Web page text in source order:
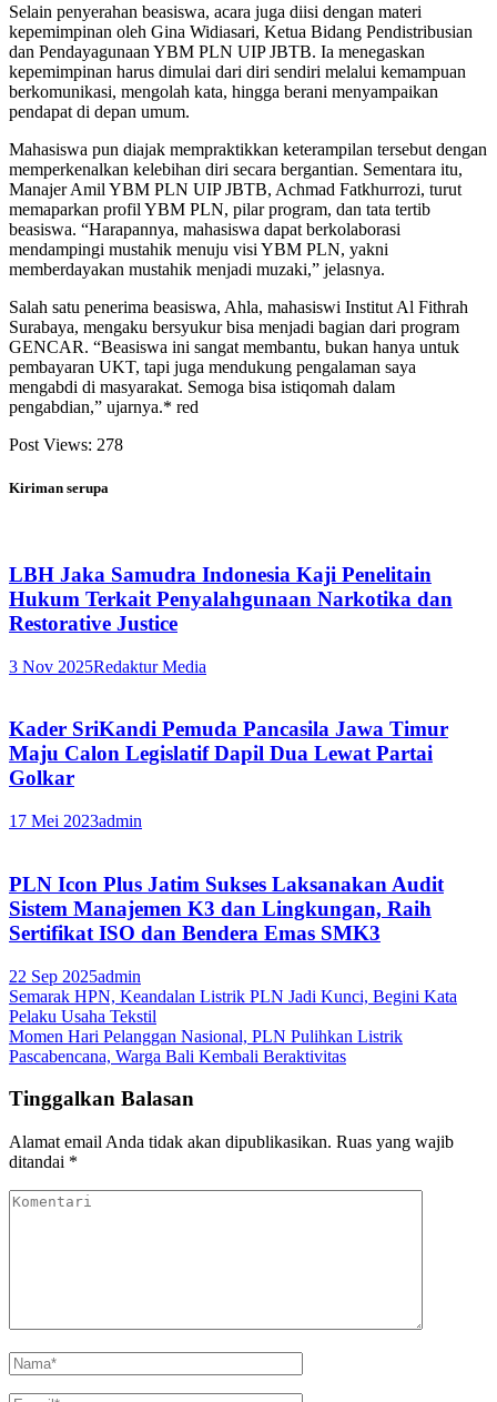
Selain penyerahan beasiswa, acara juga diisi dengan materi
kepemimpinan oleh Gina Widiasari, Ketua Bidang Pendistribusian
dan Pendayagunaan YBM PLN UIP JBTB. Ia menegaskan
kepemimpinan harus dimulai dari diri sendiri melalui kemampuan
berkomunikasi, mengolah kata, hingga berani menyampaikan
pendapat di depan umum.
Mahasiswa pun diajak mempraktikkan keterampilan tersebut dengan
memperkenalkan kelebihan diri secara bergantian. Sementara itu,
Manajer Amil YBM PLN UIP JBTB, Achmad Fatkhurrozi, turut
memaparkan profil YBM PLN, pilar program, dan tata tertib
beasiswa. “Harapannya, mahasiswa dapat berkolaborasi
mendampingi mustahik menuju visi YBM PLN, yakni
memberdayakan mustahik menjadi muzaki,” jelasnya.
Salah satu penerima beasiswa, Ahla, mahasiswi Institut Al Fithrah
Surabaya, mengaku bersyukur bisa menjadi bagian dari program
GENCAR. “Beasiswa ini sangat membantu, bukan hanya untuk
pembayaran UKT, tapi juga mendukung pengalaman saya
mengabdi di masyarakat. Semoga bisa istiqomah dalam
pengabdian,” ujarnya.* red
Post Views: 278
Kiriman serupa
LBH Jaka Samudra Indonesia Kaji Penelitain
Hukum Terkait Penyalahgunaan Narkotika dan
Restorative Justice
3 Nov 2025Redaktur Media
Kader SriKandi Pemuda Pancasila Jawa Timur
Maju Calon Legislatif Dapil Dua Lewat Partai
Golkar
17 Mei 2023admin
PLN Icon Plus Jatim Sukses Laksanakan Audit
Sistem Manajemen K3 dan Lingkungan, Raih
Sertifikat ISO dan Bendera Emas SMK3
22 Sep 2025admin
Navigasi
pos
Semarak HPN, Keandalan Listrik PLN Jadi Kunci, Begini Kata
Pelaku Usaha Tekstil
Momen Hari Pelanggan Nasional, PLN Pulihkan Listrik
Pascabencana, Warga Bali Kembali Beraktivitas
Tinggalkan Balasan
Alamat email Anda tidak akan dipublikasikan. Ruas yang wajib
ditandai *
Komentari
Nama*